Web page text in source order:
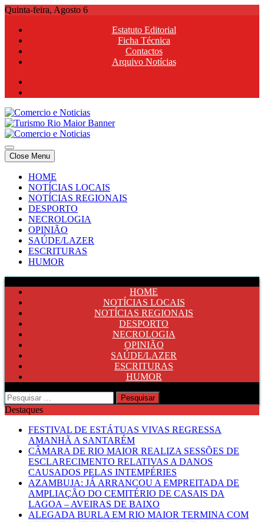
Skip
content
Quinta-feira, Agosto 6
Estatuto Editorial
Ficha Técnica
Contactos
Arquivo Notícias
Comercio e Noticias
Notícias e Publicidade Online
Comercio e Noticias
Notícias e Publicidade Online
Close Menu
HOME
NOTÍCIAS LOCAIS
NOTÍCIAS REGIONAIS
DESPORTO
NECROLOGIA
OPINIÃO
SAÚDE/LAZER
ESCRITURAS
HUMOR
HOME
NOTÍCIAS LOCAIS
NOTÍCIAS REGIONAIS
DESPORTO
NECROLOGIA
OPINIÃO
SAÚDE/LAZER
ESCRITURAS
HUMOR
Pesquisar
por:
Destaques
FESTIVAL DE ESTÁTUAS VIVAS REGRESSA
AMANHÃ A SANTARÉM
CÂMARA DE RIO MAIOR REALIZA SESSÕES DE
ESCLARECIMENTO RELATIVAS A DANOS
CAUSADOS PELAS INTEMPÉRIES
AZAMBUJA: JÁ ARRANCOU A EMPREITADA DE
AMPLIAÇÃO DO CEMITÉRIO DE CASAIS DA
LAGOA – AVEIRAS DE BAIXO
ALEGADA BURLA EM RIO MAIOR TERMINA COM